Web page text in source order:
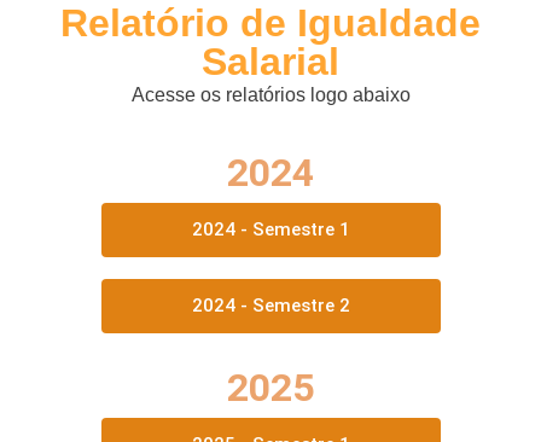
Relatório de Igualdade
Salarial
Acesse os relatórios logo abaixo
2024
2024 - Semestre 1
2024 - Semestre 2
2025